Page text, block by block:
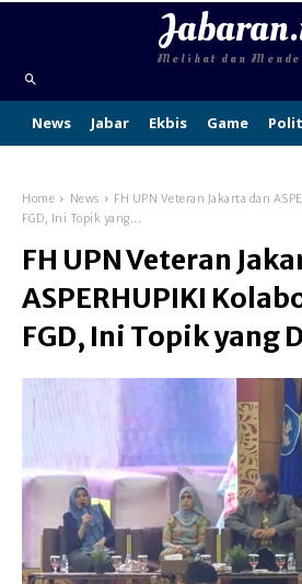
Melihat dan
News Jabar Ekbis Game
Home News
FH UPN Veteran Jakarta dan
FGD, Ini Topik yang...
FH UPN Veteran
ASPERHUPIKI
FGD, Ini Topik yang